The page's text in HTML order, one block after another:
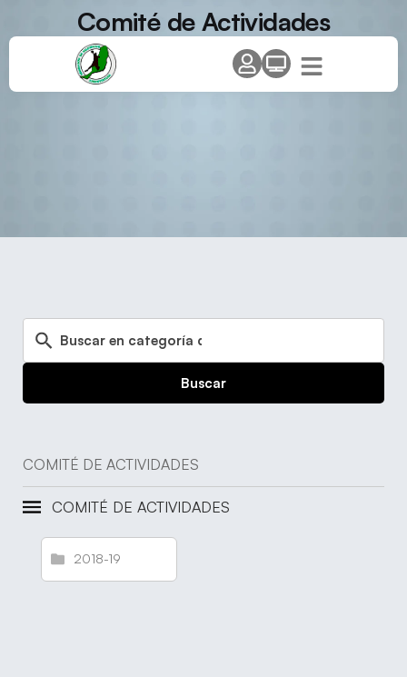
Comité de Actividades
Buscar
COMITÉ DE ACTIVIDADES
COMITÉ DE ACTIVIDADES
2018-19